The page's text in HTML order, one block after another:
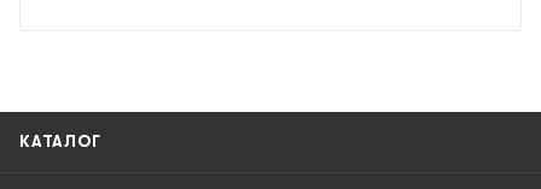
КАТАЛОГ